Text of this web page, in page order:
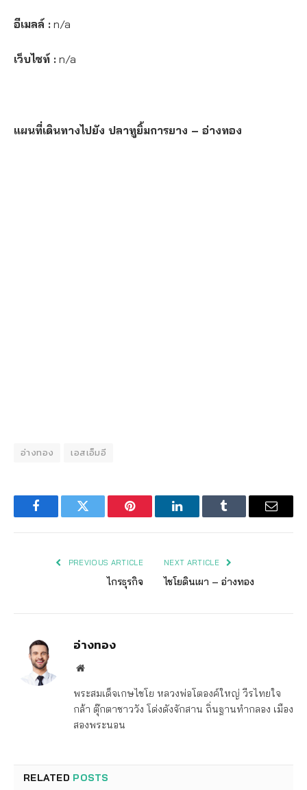
อีเมลล์ : n/a
เว็บไซท์ : n/a
แผนที่เดินทางไปยัง ปลาทูยิ้มการยาง – อ่างทอง
อ่างทอง เอสเอ็มอี
FacebookTwitter Pinterest LinkedInTumblr Email
PREVIOUS ARTICLE
ไกรธุรกิจ
NEXT ARTICLE
ไชโยดินเผา – อ่างทอง
อ่างทอง
Website
พระสมเด็จเกษไชโย หลวงพ่อโตองค์ใหญ่ วีรไทยใจ
กล้า ตุ๊กตาชาววัง โด่งดังจักสาน ถิ่นฐานทำกลอง เมือง
สองพระนอน
RELATED POSTS